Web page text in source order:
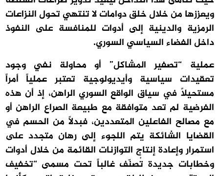
ويعززها من خلال خلق دوامات لا تنتهي تحول النزاعات
الرمزية والدينية إلى أدوات للمنافسة على النفوذ
داخل الفضاء السياسي السوري.
عملية “تصفير المشاكل” أو محاولة نفي وجود
تعقيدات سياسية وأيديولوجية تعتبر عملياً أمراً
مستحيلاً في سياق الواقع السوري الراهن، إذ أن هذه
الفرضية لم تعد متوافقة مع طبيعة الصراع الراهن أو
مع مصالح الفاعلين المتعددين، فبدلاً من الحسم في
القضايا الشائكة يتم اللجوء إلى رهان متجدد على
استمرار وإعادة إنتاج التوازنات القائمة من خلال أدوات
وخطابات جديدة تُصنّف غالباً تحت مسمى “تخفيف